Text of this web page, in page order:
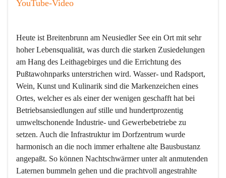
YouTube-Video
Heute ist Breitenbrunn am Neusiedler See ein Ort mit sehr
hoher Lebensqualität, was durch die starken Zusiedelungen
am Hang des Leithagebirges und die Errichtung des
Pußtawohnparks unterstrichen wird. Wasser- und Radsport,
Wein, Kunst und Kulinarik sind die Markenzeichen eines
Ortes, welcher es als einer der wenigen geschafft hat bei
Betriebsansiedlungen auf stille und hundertprozentig
umweltschonende Industrie- und Gewerbebetriebe zu
setzen. Auch die Infrastruktur im Dorfzentrum wurde
harmonisch an die noch immer erhaltene alte Bausbustanz
angepaßt. So können Nachtschwärmer unter alt anmutenden
Laternen bummeln gehen und die prachtvoll angestrahlte